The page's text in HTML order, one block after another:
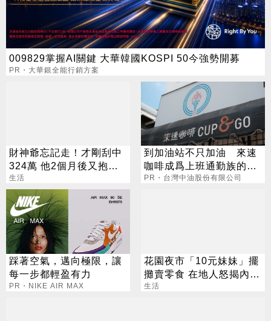
009829掌握AI關鍵 大華韓國KOSPI 50今強勢開募
PR・大華銀全能行銷方案
財神爺忘記走！才剛刮中
324萬 他2個月後又抱回
3243萬
生活
到加油站不只加油 來速
咖啡成爲上班通勤族的新
選擇
PR・台灣中油股份有限公司
踩著空氣，邁向極限，讓
每一步都輕盈有力
PR・NIKE AIR MAX
花園夜市「10元妹妹」擺
攤賣零食 在地人怒揭內幕
「拒買」
生活